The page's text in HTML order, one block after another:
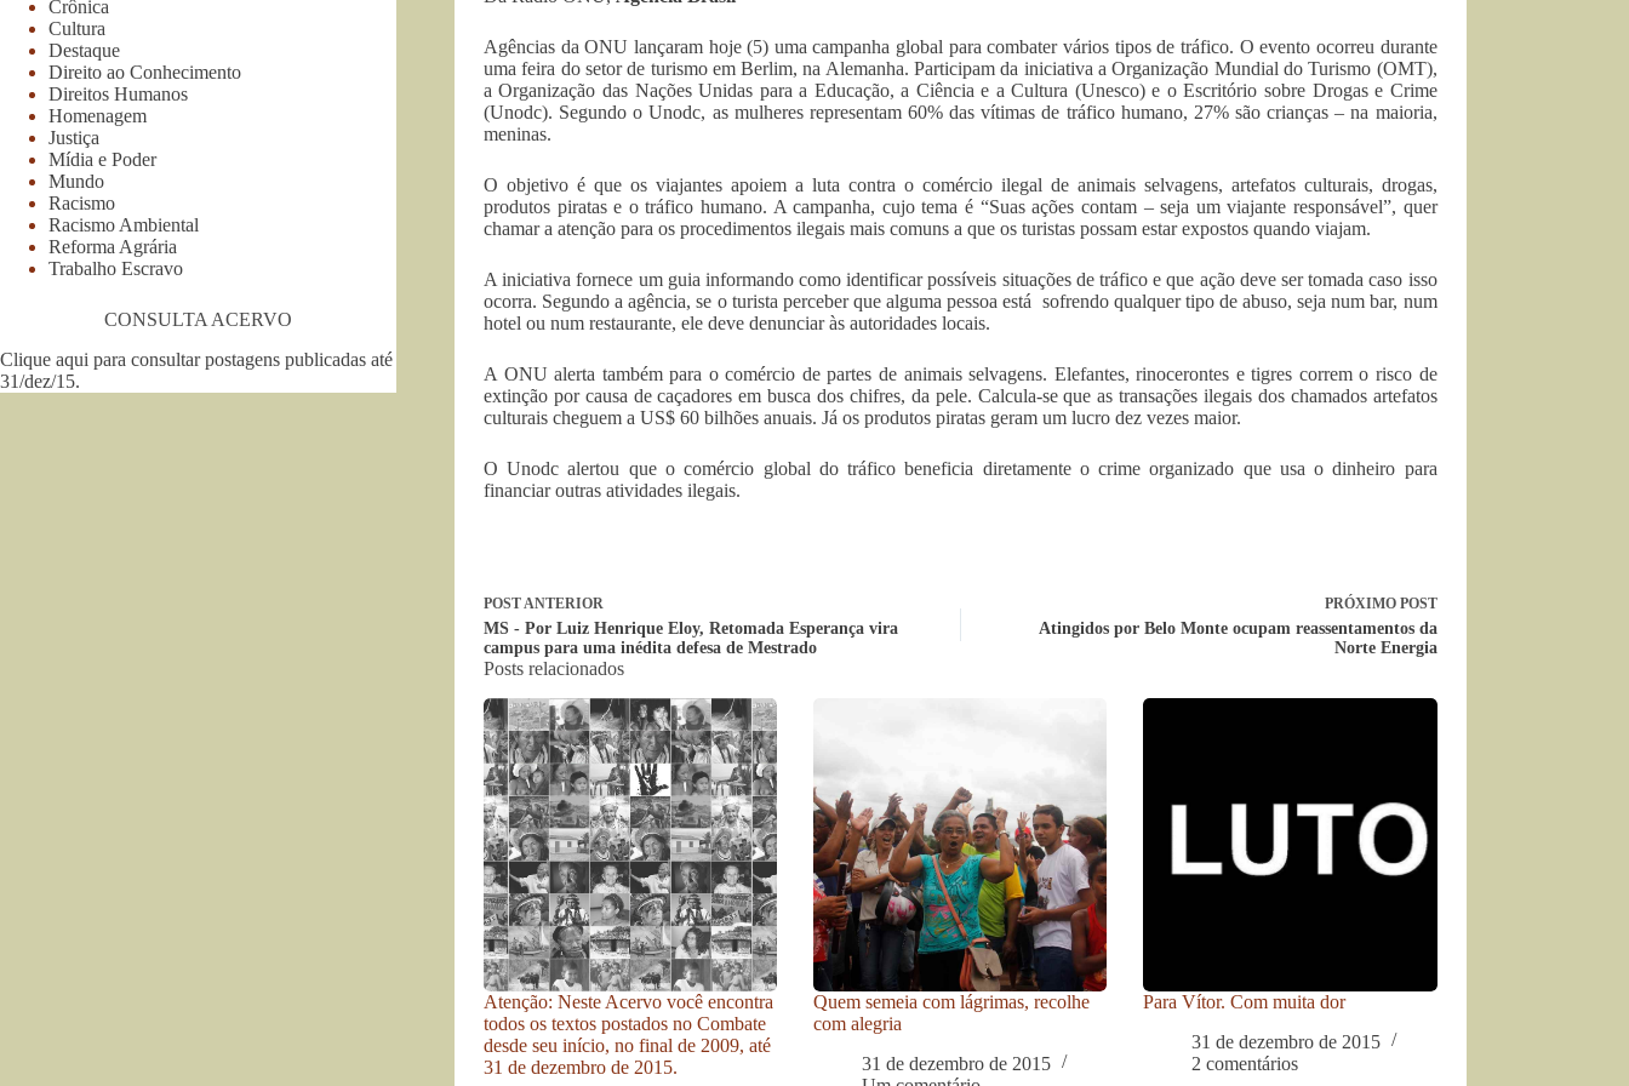
Agências da ONU lançaram hoje (5) uma campanha global para combater vários tipos de tráfico. O evento ocorreu durante
uma feira do setor de turismo em Berlim, na Alemanha. Participam da iniciativa a Organização Mundial do Turismo (OMT),
a Organização das Nações Unidas para a Educação, a Ciência e a Cultura (Unesco) e o Escritório sobre Drogas e Crime
(Unodc). Segundo o Unodc, as mulheres representam 60% das vítimas de tráfico humano, 27% são crianças – na maioria,
meninas.
O objetivo é que os viajantes apoiem a luta contra o comércio ilegal de animais selvagens, artefatos culturais, drogas,
produtos piratas e o tráfico humano. A campanha, cujo tema é “Suas ações contam – seja um viajante responsável”, quer
chamar a atenção para os procedimentos ilegais mais comuns a que os turistas possam estar expostos quando viajam.
A iniciativa fornece um guia informando como identificar possíveis situações de tráfico e que ação deve ser tomada caso isso
ocorra. Segundo a agência, se o turista perceber que alguma pessoa está sofrendo qualquer tipo de abuso, seja num bar, num
hotel ou num restaurante, ele deve denunciar às autoridades locais.
A ONU alerta também para o comércio de partes de animais selvagens. Elefantes, rinocerontes e tigres correm o risco de
extinção por causa de caçadores em busca dos chifres, da pele. Calcula-se que as transações ilegais dos chamados artefatos
culturais cheguem a US$ 60 bilhões anuais. Já os produtos piratas geram um lucro dez vezes maior.
O Unodc alertou que o comércio global do tráfico beneficia diretamente o crime organizado que usa o dinheiro para
financiar outras atividades ilegais.
POSTANTERIOR
MS - Por Luiz Henrique Eloy, Retomada Esperança vira
campus para uma inédita defesa de Mestrado
PRÓXIMO POST
Atingidos por Belo Monte ocupam reassentamentos da
Norte Energia
Posts relacionados
Atenção: Neste Acervo você encontra
todos os textos postados no Combate
desde seu início, no final de 2009, até
31 de dezembro de 2015.
Quem semeia com lágrimas, recolhe
com alegria
31 de dezembro de 2015
Para Vítor. Com muita dor
31 de dezembro de 2015
2 comentários
Crônica
Cultura
Destaque
Direito ao Conhecimento
Direitos Humanos
Homenagem
Justiça
Mídia e Poder
Mundo
Racismo
Racismo Ambiental
Reforma Agrária
Trabalho Escravo
CONSULTA ACERVO
Clique aqui para consultar postagens publicadas até
31/dez/15.